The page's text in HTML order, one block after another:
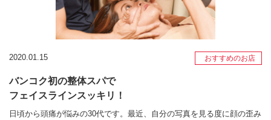
2020.01.15 おすすめのお店
バンコク初の整体スパで
フェイスラインスッキリ！
日頃から頭痛が悩みの30代です。最近、自分の写真を見る度に顔の歪み